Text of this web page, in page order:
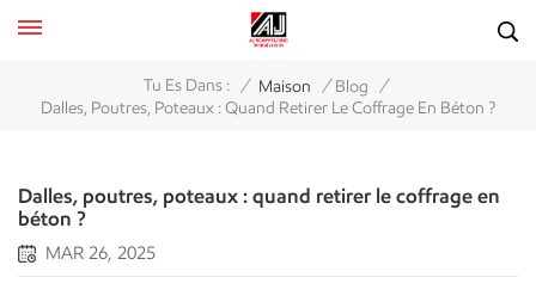
Tu Es Dans : / Maison / Blog /
Dalles, Poutres, Poteaux : Quand Retirer Le Coffrage En Béton ?
Dalles, poutres, poteaux : quand retirer le coffrage en
béton ?
MAR 26, 2025